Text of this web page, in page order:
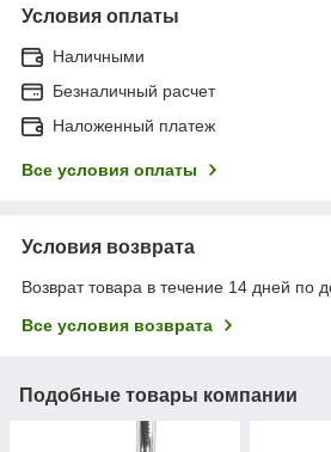
Условия оплаты
Наличными
Безналичный расчет
Наложенный платеж
Все условия оплаты
Условия возврата
Возврат товара в течение 14 дней по
Все условия возврата
Подобные товары компании